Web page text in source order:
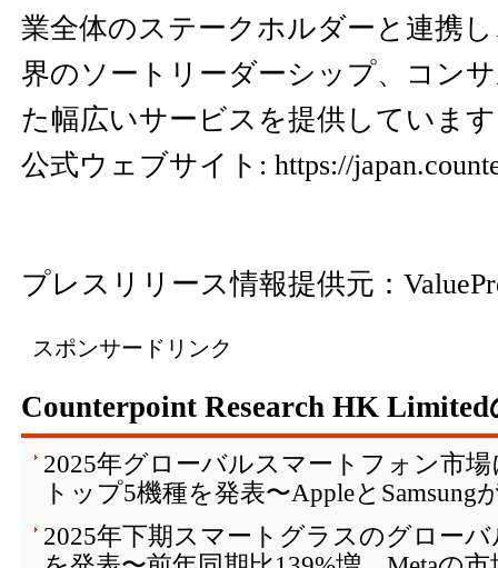
業全体のステークホルダーと連携
界のソートリーダーシップ、コン
た幅広いサービスを提供していま
公式ウェブサイト: https://
プレスリリース情報提供元：
スポンサードリンク
Counterpoint Research HK Limited
2025年グローバルスマートフォン市
トップ5機種を発表〜AppleとSamsung
2025年下期スマートグラスのグロー